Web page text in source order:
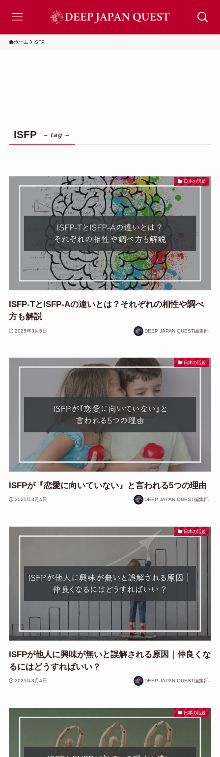
ホーム ISFP
ISFP – tag –
日本の話題
ISFP-TとISFP-Aの違いとは？それぞれの相性や調べ
方も解説
2025年3月5日 DEEP JAPAN QUEST編集部
日本の話題
ISFPが『恋愛に向いていない』と言われる5つの理由
2025年3月4日 DEEP JAPAN QUEST編集部
日本の話題
ISFPが他人に興味が無いと誤解される原因｜仲良くな
るにはどうすればいい？
2025年3月4日 DEEP JAPAN QUEST編集部
日本の話題